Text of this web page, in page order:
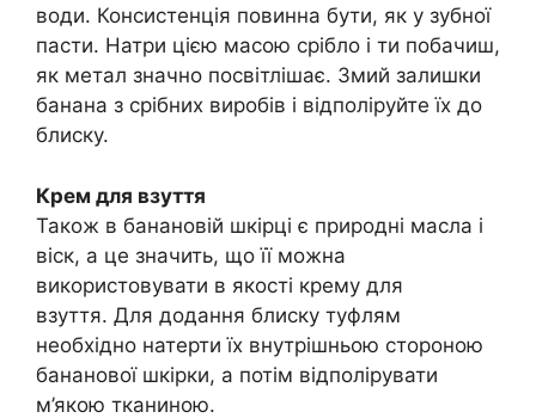
води. Консистенція повинна бути, як у зубної
пасти. Натри цією масою срібло і ти побачиш,
як метал значно посвітлішає. Змий залишки
банана з срібних виробів і відполіруйте їх до
блиску.
Крем для взуття
Також в банановій шкірці є природні масла і
віск, а це значить, що її можна
використовувати в якості крему для
взуття. Для додання блиску туфлям
необхідно натерти їх внутрішньою стороною
бананової шкірки, а потім відполірувати
м’якою тканиною.